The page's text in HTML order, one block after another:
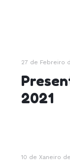
27 de Febreiro
2021
10 de Xaneiro